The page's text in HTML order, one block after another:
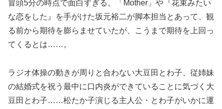
冒頭5分の時点で面白すぎる。「Mother」や『花束みたい
な恋をした』を手がけた坂元裕二が脚本担当とあって、観
る前から期待を膨らませていたが、こうまで期待を上回っ
てくるとは……。
ラジオ体操の動きが周りと合わない大豆田とわ子、従姉妹
の結婚式を祝う最中に口内炎ができていることに気づく大
豆田とわ子……松たか子演じる主人公・とわ子がいかに運